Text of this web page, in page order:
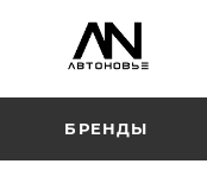
БРЕНДЫ